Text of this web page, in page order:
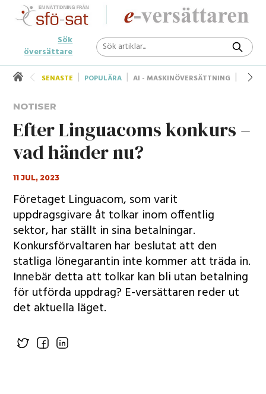
Sök
översättare
SENASTE POPULÄRA AI - MASKINÖVERSÄTTNING
NOTISER
Efter Linguacoms konkurs –
vad händer nu?
11 JUL, 2023
Företaget Linguacom, som varit
uppdragsgivare åt tolkar inom offentlig
sektor, har ställt in sina betalningar.
Konkursförvaltaren har beslutat att den
statliga lönegarantin inte kommer att träda in.
Innebär detta att tolkar kan bli utan betalning
för utförda uppdrag? E-versättaren reder ut
det aktuella läget.